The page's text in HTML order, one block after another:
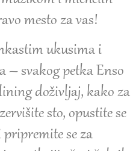
mesto za vas!
ukusima i
– svakog petka Enso
doživljaj, kako za
sto, opustite se
se za